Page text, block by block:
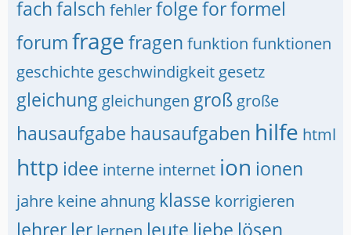
fachfalsch fehlerfolgeforformel
forumfragefragen funktion funktionen
geschichte geschwindigkeit gesetz
gleichung gleichungen groß große
hausaufgabe hausaufgaben hilfe html
http idee interne internet ion ionen
jahre keine ahnung klasse korrigieren
lehrer ler lernen leute liebe lösen